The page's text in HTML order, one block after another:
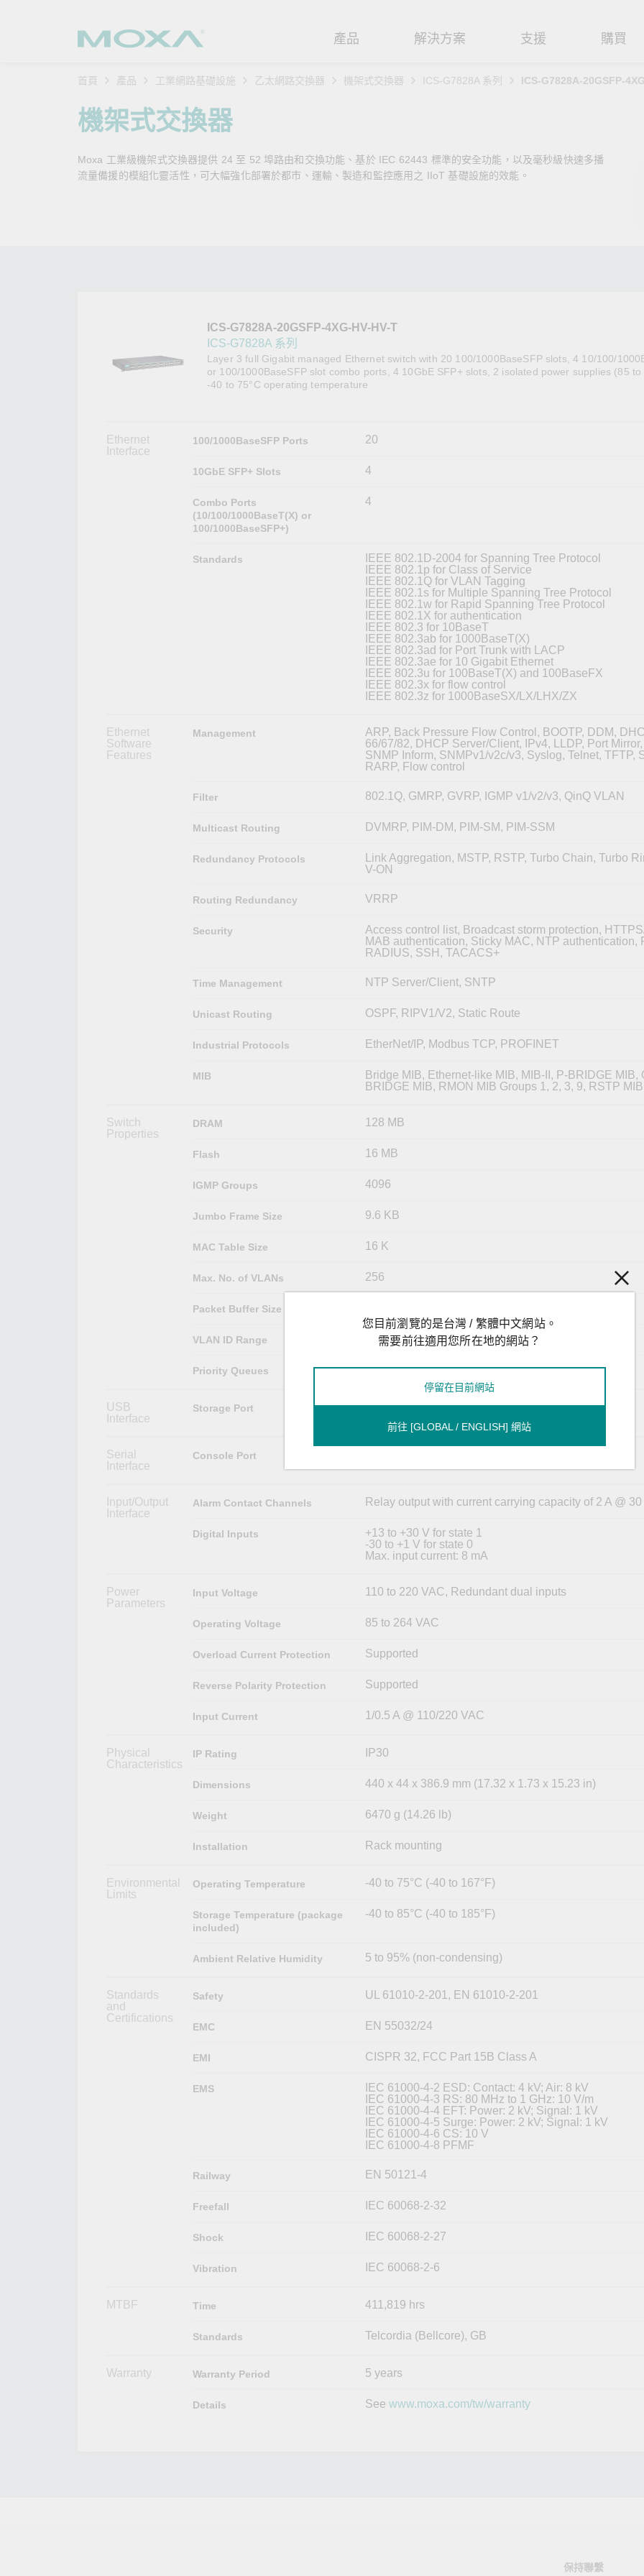
產品
安全路由器
網路安全設備
串列轉接器
解決方案
軌道運輸 時效性網路 (TSN)
強化 OT 網路安全
支援
產品 FAQs 保固政策
購買
緣起與創新
新聞與活動
創造永續價值
首頁 產品 工業網路基礎設施 乙太網路交換器 機架式交換器 ICS-G7828A 系列 ICS-G7828A-20GSFP-
機架式交換器
Moxa 工業級機架式交換器提供 24 至 52 埠路由和交換功能、基於 IEC 62443 標準的安全功能，以及毫秒級快速多播
流量備援的模組化靈活性，可大幅強化部署於都市、運輸、製造和監控應用之 IIoT 基礎設施的效能。
ICS-G7828A-20GSFP-4XG-HV-HV-T
ICS-G7828A 系列
Layer 3 full Gigabit managed Ethernet switch with 20 100/1000BaseSFP slots, 4 10/100/
or 100/1000BaseSFP slot combo ports, 4 10GbE SFP+ slots, 2 isolated power supplies (85 to
-40 to 75°C operating temperature
Ethernet
Interface
100/1000BaseSFP Ports 20
10GbE SFP+ Slots 4
Combo Ports
(10/100/1000BaseT(X) or
100/1000BaseSFP+)
4
Standards
IEEE 802.1D-2004 for Spanning Tree Protocol
IEEE 802.1p for Class of Service
IEEE 802.1Q for VLAN Tagging
IEEE 802.1s for Multiple Spanning Tree Protocol
IEEE 802.1w for Rapid Spanning Tree Protocol
IEEE 802.1X for authentication
IEEE 802.3 for 10BaseT
IEEE 802.3ab for 1000BaseT(X)
IEEE 802.3ad for Port Trunk with LACP
IEEE 802.3ae for 10 Gigabit Ethernet
IEEE 802.3u for 100BaseT(X) and 100BaseFX
IEEE 802.3x for flow control
IEEE 802.3z for 1000BaseSX/LX/LHX/ZX
Ethernet
Software
Features
Management
ARP, Back Pressure Flow Control, BOOTP, DDM,
66/67/82, DHCP Server/Client, IPv4, LLDP, Port
SNMP Inform, SNMPv1/v2c/v3, Syslog, Telnet, TFTP,
RARP, Flow control
Filter 802.1Q, GMRP, GVRP, IGMP v1/v2/v3, QinQ VLAN
Multicast Routing DVMRP, PIM-DM, PIM-SM, PIM-SSM
Redundancy Protocols
Link Aggregation, MSTP, RSTP, Turbo Chain, Turbo
V-ON
Routing Redundancy VRRP
Security
Access control list, Broadcast storm protection,
MAB authentication, Sticky MAC, NTP authentication,
RADIUS, SSH, TACACS+
Time Management NTP Server/Client, SNTP
Unicast Routing OSPF, RIPV1/V2, Static Route
Industrial Protocols EtherNet/IP, Modbus TCP, PROFINET
MIB
Bridge MIB, Ethernet-like MIB, MIB-II, P-BRIDGE MIB,
BRIDGE MIB, RMON MIB Groups 1, 2, 3, 9, RSTP MIB
Switch
Properties
DRAM 128 MB
Flash 16 MB
IGMP Groups 4096
Jumbo Frame Size 9.6 KB
MAC Table Size 16 K
Max. No. of VLANs 256
Packet Buffer Size
VLAN ID Range VID 1 to 4094
Priority Queues 8
USB
Interface
Storage Port USB Type A
Serial
Interface
Console Port
Input/Output
Interface
Alarm Contact Channels Relay output with current carrying capacity of 2 A @
Digital Inputs
+13 to +30 V for state 1
-30 to +1 V for state 0
Max. input current: 8 mA
Power
Parameters
Input Voltage 110 to 220 VAC, Redundant dual inputs
Operating Voltage 85 to 264 VAC
Overload Current Protection Supported
Reverse Polarity Protection Supported
Input Current 1/0.5 A @ 110/220 VAC
Physical
Characteristics
IP Rating IP30
Dimensions 440 x 44 x 386.9 mm (17.32 x 1.73 x 15.23 in)
Weight 6470 g (14.26 lb)
Installation Rack mounting
Environmental
Limits
Operating Temperature -40 to 75°C (-40 to 167°F)
Storage Temperature (package
included)
-40 to 85°C (-40 to 185°F)
Ambient Relative Humidity 5 to 95% (non-condensing)
Standards
and
Certifications
Safety UL 61010-2-201, EN 61010-2-201
EMC EN 55032/24
EMI CISPR 32, FCC Part 15B Class A
EMS
IEC 61000-4-2 ESD: Contact: 4 kV; Air: 8 kV
IEC 61000-4-3 RS: 80 MHz to 1 GHz: 10 V/m
IEC 61000-4-4 EFT: Power: 2 kV; Signal: 1 kV
IEC 61000-4-5 Surge: Power: 2 kV; Signal: 1 kV
IEC 61000-4-6 CS: 10 V
IEC 61000-4-8 PFMF
Railway EN 50121-4
Freefall IEC 60068-2-32
Shock IEC 60068-2-27
Vibration IEC 60068-2-6
MTBF Time 411,819 hrs
Standards Telcordia (Bellcore), GB
Warranty Warranty Period 5 years
Details See www.moxa.com/tw/warranty
保持聯繫
您目前瀏覽的是台灣 / 繁體中文網站。
需要前往適用您所在地的網站？
停留在目前網站
前往 [GLOBAL / ENGLISH] 網站